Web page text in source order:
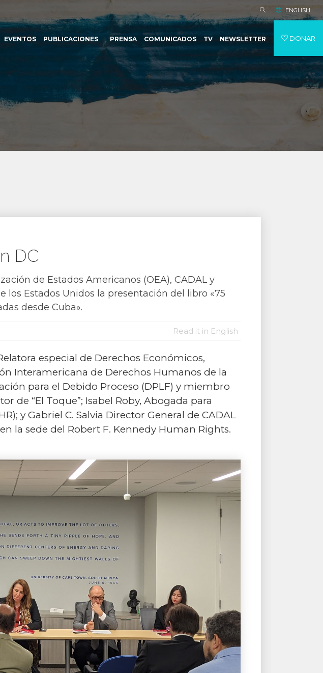
ENGLISH
EVENTOS PUBLICACIONES PRENSA COMUNICADOS TV NEWSLETTER DONAR
DC
de Estados Americanos (OEA), CADAL y
Estados Unidos la presentación del libro «75
desde Cuba».
Read it in English
especial de Derechos Económicos,
Interamericana de Derechos Humanos de la
para el Debido Proceso (DPLF) y miembro
de “El Toque”; Isabel Roby, Abogada para
y Gabriel C. Salvia Director General de CADAL
la sede del Robert F. Kennedy Human Rights.